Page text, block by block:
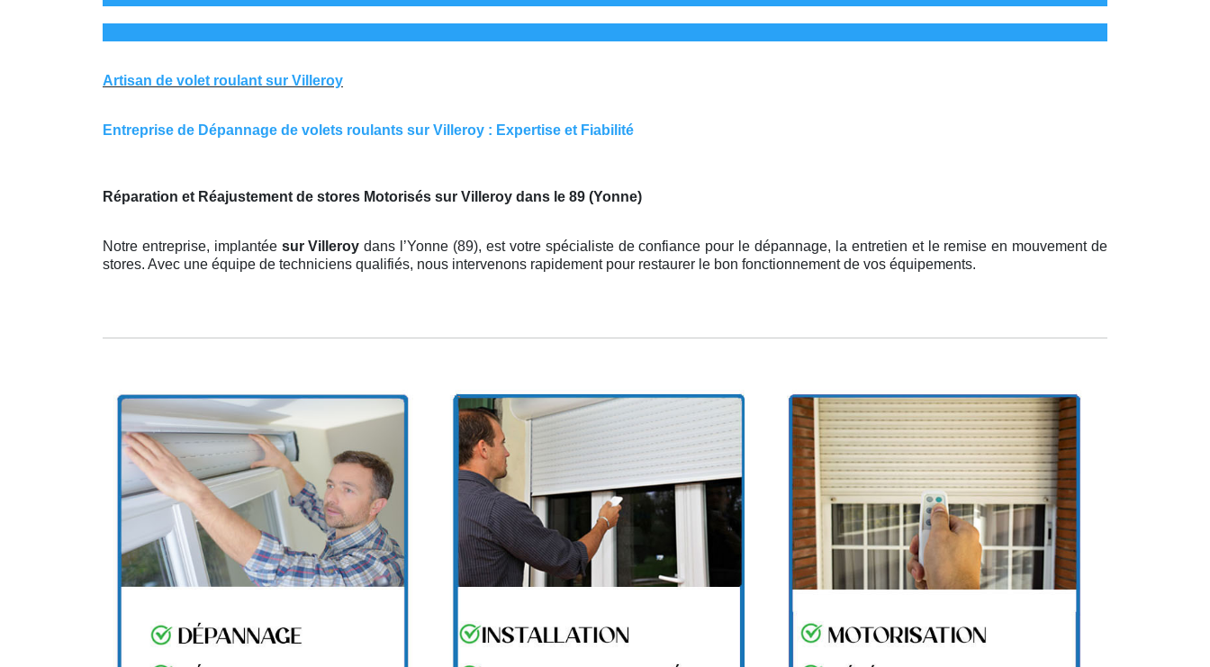
Artisan de volet roulant sur Villeroy
Entreprise de Dépannage de volets roulants sur Villeroy : Expertise et Fiabilité
Réparation et Réajustement de stores Motorisés sur Villeroy dans le 89 (Yonne)
Notre entreprise, implantée sur Villeroydans l’Yonne (89), est votre spécialiste de confiance pour le dépannage, la entretien et le remise en mouvement de
stores. Avec une équipe de techniciens qualifiés, nous intervenons rapidement pour restaurer le bon fonctionnement de vos équipements.